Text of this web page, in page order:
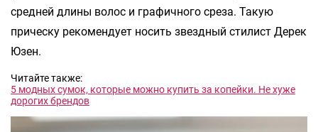
средней длины волос и графичного среза. Такую
прическу рекомендует носить звездный стилист Дерек
Юзен.
Читайте также:
5 модных сумок, которые можно купить за копейки. Не хуже
дорогих брендов